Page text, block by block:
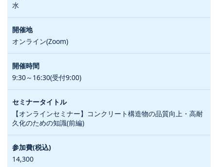
水
オンライン(Zoom)
9:30～16:30(受付9:00)
【オンラインセミナー】コンクリート構造物の品質向上・高耐
久化のための知識(前編)
14,300